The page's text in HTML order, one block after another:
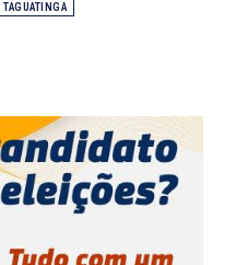
TAGUATINGA